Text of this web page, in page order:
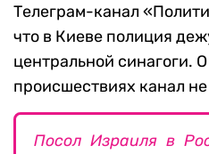
Телеграм-канал
что в Киеве полиция
центральной синагоги.
происшествиях канал
Посол Израиля в